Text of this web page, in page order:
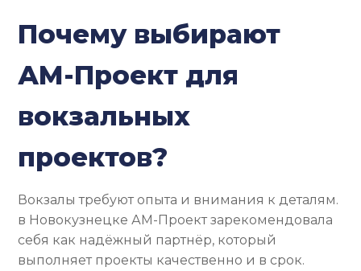
Почему выбирают
АМ-Проект для
вокзальных
проектов?
Вокзалы требуют опыта и внимания к деталям.
в Новокузнецке АМ-Проект зарекомендовала
себя как надёжный партнёр, который
выполняет проекты качественно и в срок.